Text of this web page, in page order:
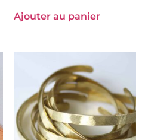
Ajouter au panier